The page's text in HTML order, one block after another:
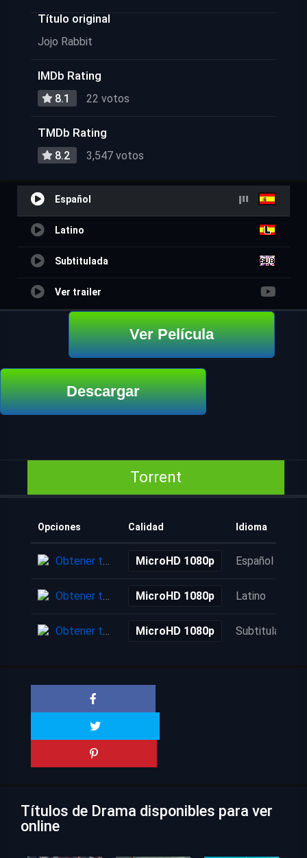
Título original
Jojo Rabbit
IMDb Rating
8.1 22 votos
TMDb Rating
8.2 3,547 votos
Español
Latino
Subtitulada
Ver trailer
Ver Película
Descargar
Torrent
Opciones Calidad Idioma
Obtener torrent MicroHD 1080p Español
Obtener torrent MicroHD 1080p Latino
Obtener torrent MicroHD 1080p Subtitulada
Títulos de Drama disponibles para ver
online